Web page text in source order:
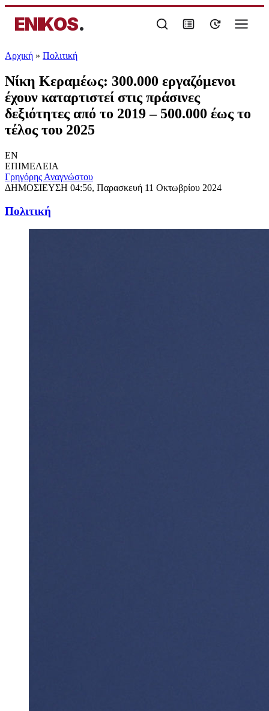
ENIKOS.
Αρχική » Πολιτική
Νίκη Κεραμέως: 300.000 εργαζόμενοι
έχουν καταρτιστεί στις πράσινες
δεξιότητες από το 2019 – 500.000 έως το
τέλος του 2025
EN
ΕΠΙΜΕΛΕΙΑ
Γρηγόρης Αναγνώστου
ΔΗΜΟΣΙΕΥΣΗ 04:56, Παρασκευή 11 Οκτωβρίου 2024
Πολιτική